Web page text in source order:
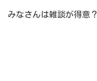
みなさんは雑談が得意？